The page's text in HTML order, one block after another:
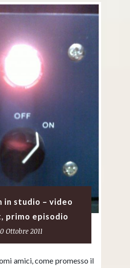
in studio – video
primo episodio
Ottobre 2011
amici, come promesso il